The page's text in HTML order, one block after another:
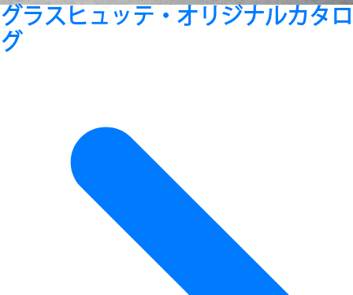
グラスヒュッテ・オリジナルカタロ
グ